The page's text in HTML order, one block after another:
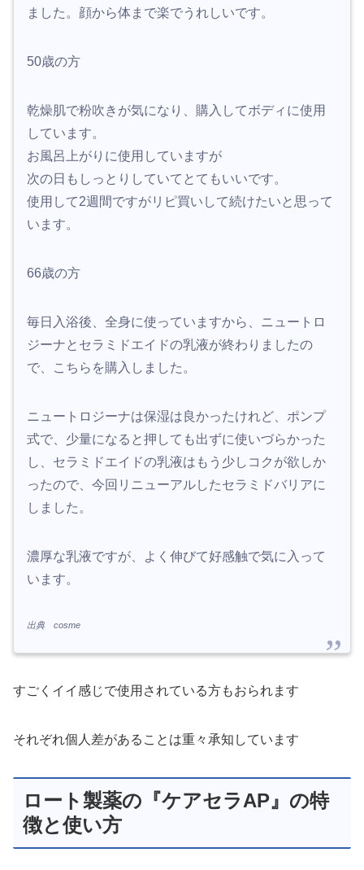
ました。顔から体まで楽でうれしいです。
50歳の方
乾燥肌で粉吹きが気になり、購入してボディに使用
しています。
お風呂上がりに使用していますが
次の日もしっとりしていてとてもいいです。
使用して2週間ですがリピ買いして続けたいと思って
います。
66歳の方
毎日入浴後、全身に使っていますから、ニュートロ
ジーナとセラミドエイドの乳液が終わりましたの
で、こちらを購入しました。
ニュートロジーナは保湿は良かったけれど、ポンプ
式で、少量になると押しても出ずに使いづらかった
し、セラミドエイドの乳液はもう少しコクが欲しか
ったので、今回リニューアルしたセラミドバリアに
しました。
濃厚な乳液ですが、よく伸びて好感触で気に入って
います。
出典 cosme
すごくイイ感じで使用されている方もおられます
それぞれ個人差があることは重々承知しています
ロート製薬の『ケアセラAP』の特
徴と使い方